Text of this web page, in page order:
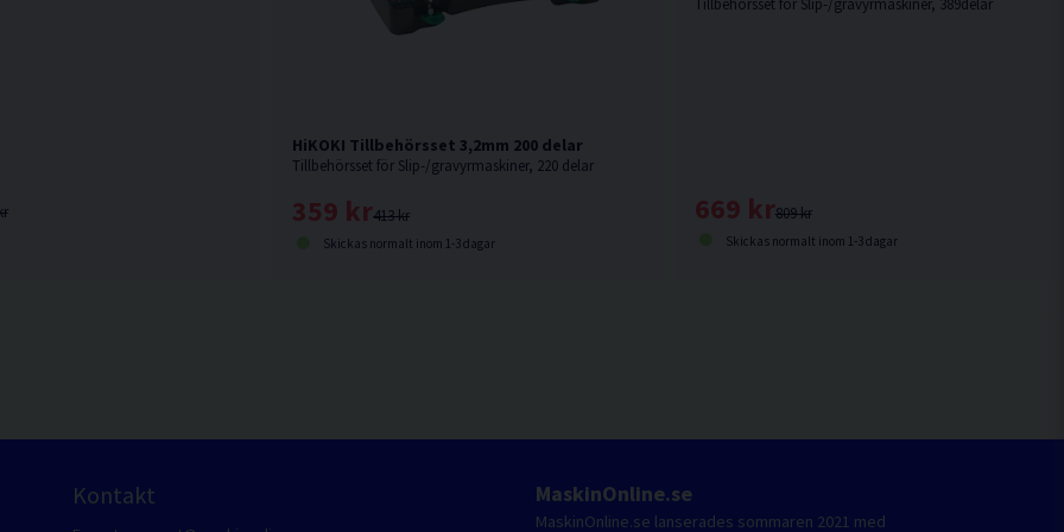
HiKOKI Tillbehörsset 3,2mm 200 delar
Tillbehörsset för Slip-/gravyrmaskiner, 220 delar
413 kr
359 kr
Skickas normalt inom 1-3 dagar
Tillbehörsset för Slip-/gravyrmaskiner, 389delar
809 kr
669 kr
Skickas normalt inom 1-3 dagar
Kontakt MaskinOnline.se
MaskinOnline.se lanserades sommaren 2021 med